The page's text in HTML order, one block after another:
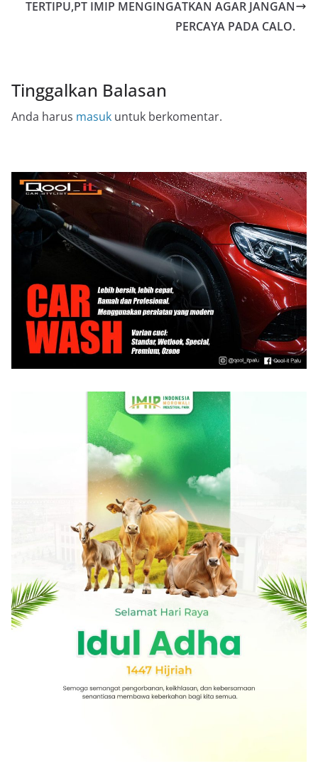
TERTIPU,PT IMIP MENGINGATKAN AGAR JANGAN
PERCAYA PADA CALO.
Tinggalkan Balasan
Anda harus masuk untuk berkomentar.